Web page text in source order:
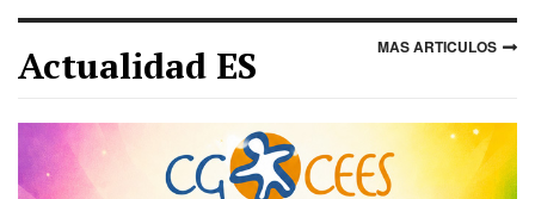
Actualidad ES MAS ARTICULOS